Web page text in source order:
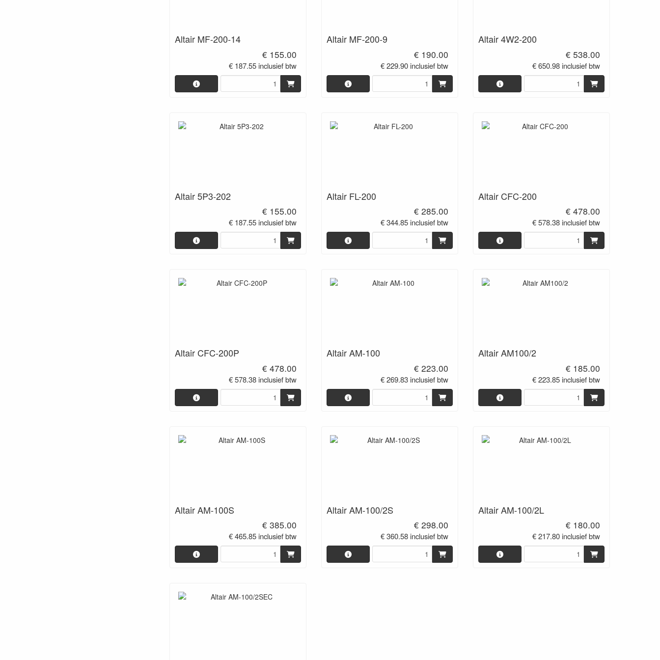
Altair MF-200-14
€ 155.00
€ 187.55 inclusief btw
Altair MF-200-9
€ 190.00
€ 229.90 inclusief btw
Altair 4W2-200
€ 538.00
€ 650.98 inclusief btw
Altair 5P3-202
€ 155.00
€ 187.55 inclusief btw
Altair FL-200
€ 285.00
€ 344.85 inclusief btw
Altair CFC-200
€ 478.00
€ 578.38 inclusief btw
Altair CFC-200P
€ 478.00
€ 578.38 inclusief btw
Altair AM-100
€ 223.00
€ 269.83 inclusief btw
Altair AM100/2
€ 185.00
€ 223.85 inclusief btw
Altair AM-100S
€ 385.00
€ 465.85 inclusief btw
Altair AM-100/2S
€ 298.00
€ 360.58 inclusief btw
Altair AM-100/2L
€ 180.00
€ 217.80 inclusief btw